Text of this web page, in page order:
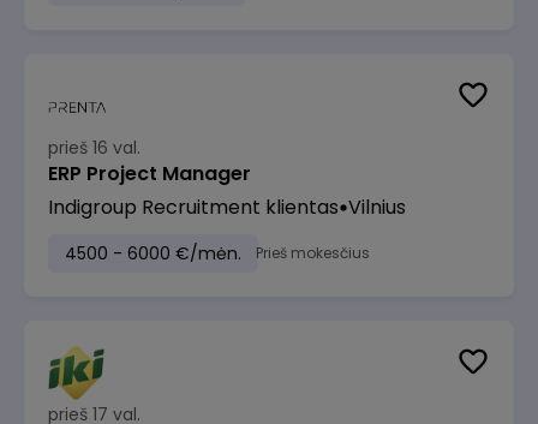
prieš 16 val.
ERP Project Manager
Indigroup Recruitment klientas Vilnius
4500 - 6000 €/mėn. Prieš mokesčius
prieš 17 val.